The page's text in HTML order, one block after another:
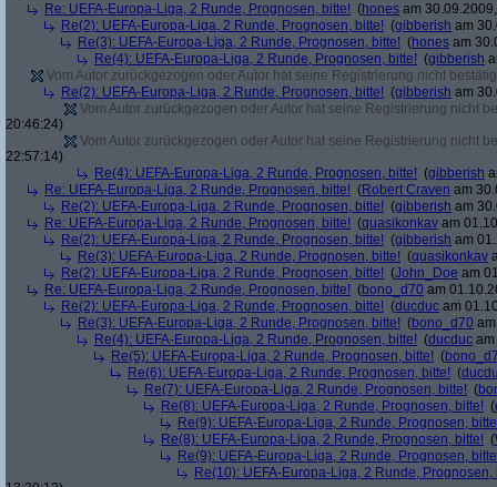
Re: UEFA-Europa-Liga, 2 Runde, Prognosen, bitte! (hones am
Re(2): UEFA-Europa-Liga, 2 Runde, Prognosen, bitte! (gibberish am
Re(3): UEFA-Europa-Liga, 2 Runde, Prognosen, bitte! (hones am
Re(4): UEFA-Europa-Liga, 2 Runde, Prognosen, bitte! (gibberish
Vom Autor zurückgezogen oder Autor hat seine Registrierung nicht
Re(2): UEFA-Europa-Liga, 2 Runde, Prognosen, bitte! (gibberish am
Vom Autor zurückgezogen oder Autor hat seine Registrierung nicht
20:46:24)
Vom Autor zurückgezogen oder Autor hat seine Registrierung nicht
22:57:14)
Re(4): UEFA-Europa-Liga, 2 Runde, Prognosen, bitte! (gibberish
Re: UEFA-Europa-Liga, 2 Runde, Prognosen, bitte! (Robert Craven am
Re(2): UEFA-Europa-Liga, 2 Runde, Prognosen, bitte! (gibberish am
Re: UEFA-Europa-Liga, 2 Runde, Prognosen, bitte! (quasikonkav am
Re(2): UEFA-Europa-Liga, 2 Runde, Prognosen, bitte! (gibberish am
Re(3): UEFA-Europa-Liga, 2 Runde, Prognosen, bitte! (quasikonkav
Re(2): UEFA-Europa-Liga, 2 Runde, Prognosen, bitte! (John_Doe am
Re: UEFA-Europa-Liga, 2 Runde, Prognosen, bitte! (bono_d70 am
Re(2): UEFA-Europa-Liga, 2 Runde, Prognosen, bitte! (ducduc am
Re(3): UEFA-Europa-Liga, 2 Runde, Prognosen, bitte! (bono_d70
Re(4): UEFA-Europa-Liga, 2 Runde, Prognosen, bitte! (ducduc
Re(5): UEFA-Europa-Liga, 2 Runde, Prognosen, bitte! (
Re(6): UEFA-Europa-Liga, 2 Runde, Prognosen, bitte! (
Re(7): UEFA-Europa-Liga, 2 Runde, Prognosen, bitte! (
Re(8): UEFA-Europa-Liga, 2 Runde, Prognosen, bitte! (
Re(9): UEFA-Europa-Liga, 2 Runde, Prognosen,
Re(8): UEFA-Europa-Liga, 2 Runde, Prognosen, bitte! (
Re(9): UEFA-Europa-Liga, 2 Runde, Prognosen,
Re(10): UEFA-Europa-Liga, 2 Runde, Prognosen,